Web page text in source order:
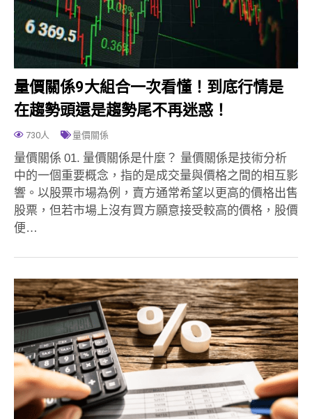
量價關係9大組合一次看懂！到底行情是
在趨勢頭還是趨勢尾不再迷惑！
730人 量價關係
量價關係 01. 量價關係是什麼？ 量價關係是技術分析
中的一個重要概念，指的是成交量與價格之間的相互影
響。以股票市場為例，賣方通常希望以更高的價格出售
股票，但若市場上沒有買方願意接受較高的價格，股價
便…